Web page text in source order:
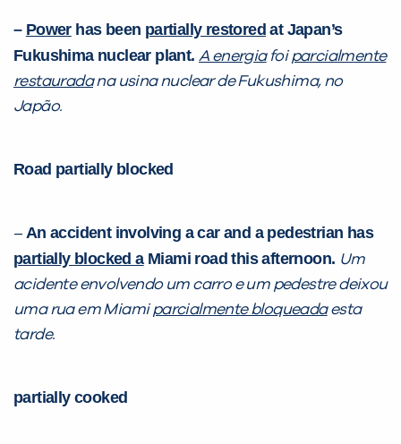
– Powerhas been partially restored at Japan’s
Fukushima nuclear plant. A energiafoiparcialmente
restauradana usina nuclear de Fukushima, no
Japão.
Road partially blocked
– An accident involving a car and a pedestrian has
partially blocked aMiami road this afternoon. Um
acidente envolvendo um carro e um pedestre deixou
uma rua em Miamiparcialmente bloqueadaesta
tarde.
partially cooked